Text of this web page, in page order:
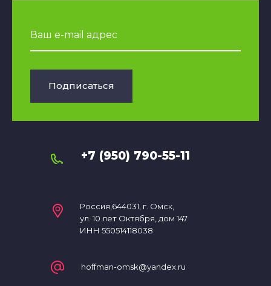
Подписаться
+7 (950) 790-55-11
Россия,644031, г. Омск,
ул. 10 лет Октября, дом 147
ИНН 550514118038
hoffman-omsk@yandex.ru